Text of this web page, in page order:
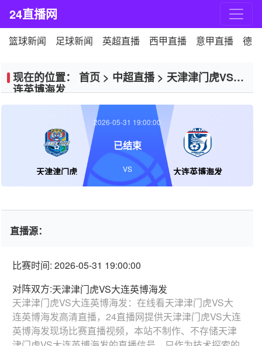
24直播网
篮球新闻 足球新闻 英超直播 西甲直播 意甲直播 德
现在的位置： 首页 > 中超直播> 天津津门虎VS大
连英博海发
天津津门虎 大连英博海发
2026-05-31 19:00:00
已结束
VS
直播源：
比赛时间: 2026-05-31 19:00:00
对阵双方:天津津门虎VS大连英博海发
天津津门虎VS大连英博海发：在线看天津津门虎VS大
连英博海发高清直播，24直播网提供天津津门虎VS大连
英博海发现场比赛直播视频，本站不制作、不存储天津